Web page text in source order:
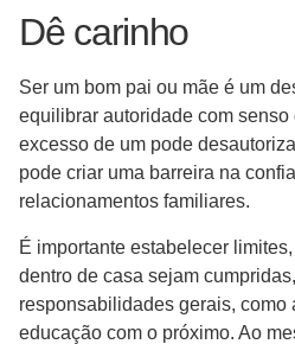
Dê carinho
Ser um bom pai ou mãe é um
equilibrar autoridade com senso
excesso de um pode
pode criar uma barreira na
relacionamentos familiares.
É importante estabelecer
dentro de casa sejam
responsabilidades gerais, como
educação com o próximo. Ao